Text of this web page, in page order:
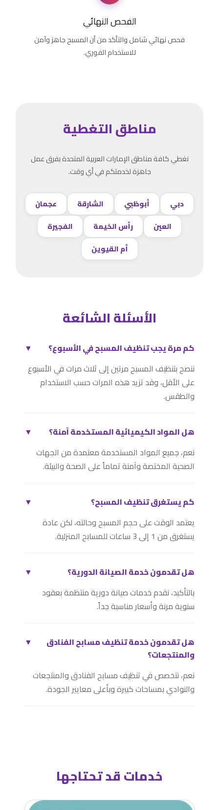
الفحص النهائي
فحص نهائي شامل والتأكد من أن المسبح جاهز وآمن
للاستخدام الفوري.
مناطق التغطية
نغطي كافة مناطق الإمارات العربية المتحدة بفرق عمل
جاهزة لخدمتكم في أي وقت.
دبي أبوظبي الشارقة
عجمان
العين
رأس الخيمة
الفجيرة
أم القيوين
الأسئلة الشائعة
كم مرة يجب تنظيف المسبح في الأسبوع؟
▼
ننصح بتنظيف المسبح مرتين إلى ثلاث مرات في الأسبوع
على الأقل، وقد تزيد هذه المرات حسب الاستخدام
والطقس.
هل المواد الكيميائية المستخدمة آمنة؟
▼
نعم، جميع المواد المستخدمة معتمدة من الجهات
الصحية المختصة وآمنة تماماً على الصحة والبيئة.
كم يستغرق تنظيف المسبح؟
▼
يعتمد الوقت على حجم المسبح وحالته، لكن عادة
يستغرق من 1 إلى 3 ساعات للمسابح المنزلية.
هل تقدمون خدمة الصيانة الدورية؟
▼
بالتأكيد، نقدم خدمات صيانة دورية منتظمة بعقود
سنوية مرنة وأسعار مناسبة جداً.
هل تقدمون خدمة تنظيف مسابح الفنادق
والمنتجعات؟
▼
نعم، نتخصص في تنظيف مسابح الفنادق والمنتجعات
والنوادي بمساحات كبيرة وبأعلى معايير الجودة.
خدمات قد تحتاجها